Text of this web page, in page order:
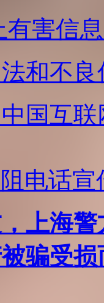
有害信
和不
中国互
电话宣
上海
骗受